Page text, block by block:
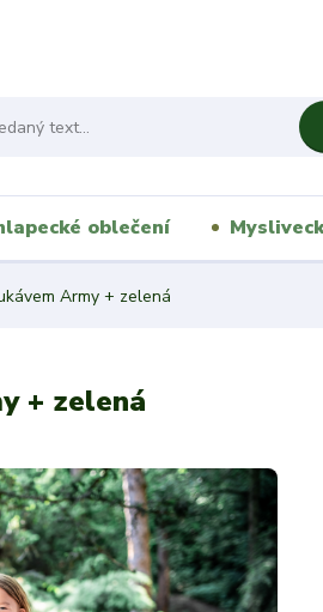
oblečení
Army + zelená
+ zelená